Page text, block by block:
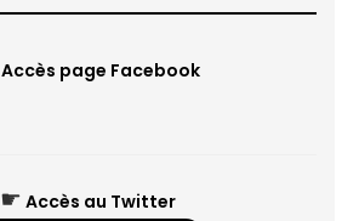
Accès page Facebook
☛ Accès au Twitter